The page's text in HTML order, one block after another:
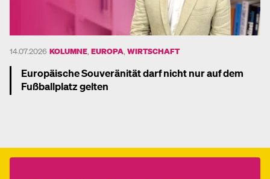
14.07.2026 KOLUMNE EUROPA WIRTSCHAFT
Europäische Souveränität darf nicht nur auf dem
Fußballplatz gelten